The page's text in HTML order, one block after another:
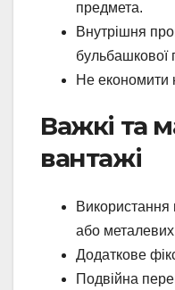
предмета.
Внутрішня
бульбашкової
Не економити
Важкі та
вантажі
Використання
або
Додаткове
Подвійна